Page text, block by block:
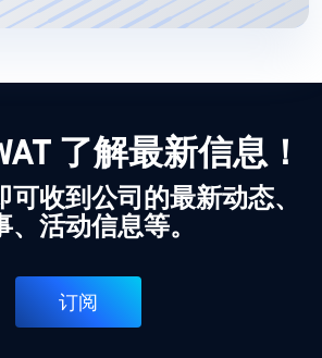
了解最新信息！
收到公司的最新动态、
、活动信息等。
订阅